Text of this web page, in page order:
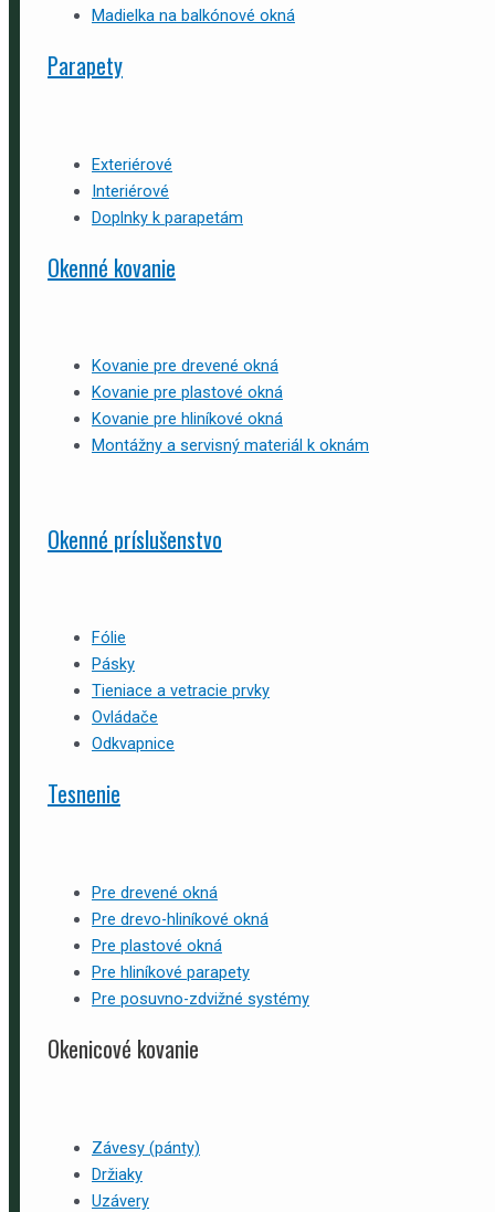
Madielka na balkónové okná
Parapety
Exteriérové
Interiérové
Doplnky k parapetám
Okenné kovanie
Kovanie pre drevené okná
Kovanie pre plastové okná
Kovanie pre hliníkové okná
Montážny a servisný materiál k oknám
Okenné príslušenstvo
Fólie
Pásky
Tieniace a vetracie prvky
Ovládače
Odkvapnice
Tesnenie
Pre drevené okná
Pre drevo-hliníkové okná
Pre plastové okná
Pre hliníkové parapety
Pre posuvno-zdvižné systémy
Okenicové kovanie
Závesy (pánty)
Držiaky
Uzávery